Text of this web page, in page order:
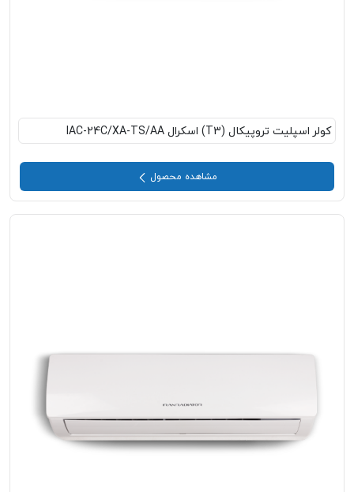
کولر اسپلیت تروپیکال (T3) اسکرال IAC-24C/XA-TS/AA
مشاهده محصول